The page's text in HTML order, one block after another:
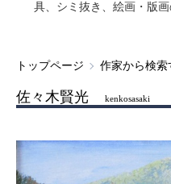
具、シミ抜き、絵画・版
トップページ 作家から検索
佐々木賢光 kenkosasaki